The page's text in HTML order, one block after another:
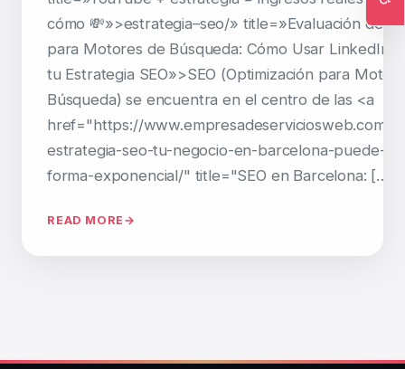
cómo 💸»>estrategia–seo/» title=»Evaluación de
para Motores de Búsqueda: Cómo Usar LinkedIn
tu Estrategia SEO»>SEO (Optimización para
Búsqueda) se encuentra en el centro de las <a
href="https://www.empresadeserviciosweb.com/
estrategia-seo-tu-negocio-en-barcelona-puede-
forma-exponencial/" title="SEO en Barcelona: […]
READ MORE